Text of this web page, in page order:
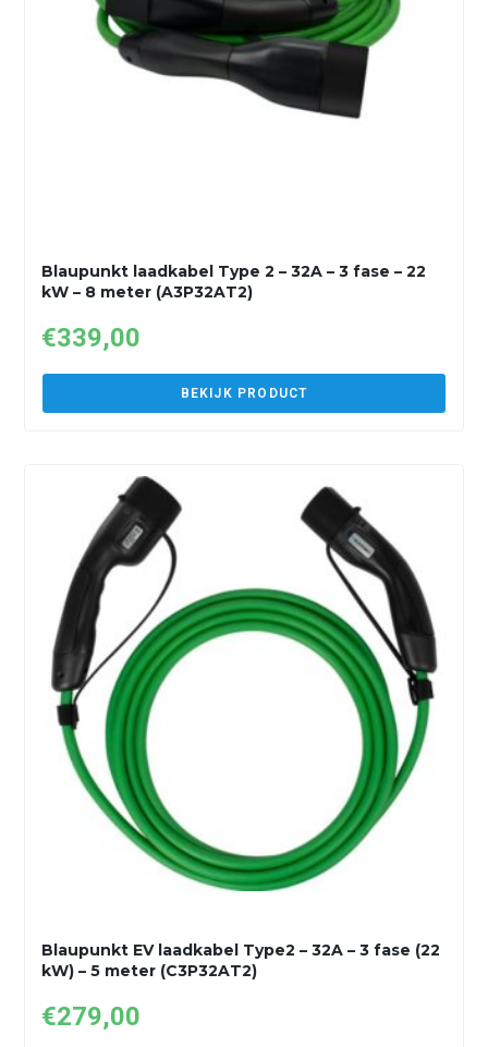
Blaupunkt laadkabel Type 2 – 32A – 3 fase – 22
kW – 8 meter (A3P32AT2)
€339,00
BEKIJK PRODUCT
Blaupunkt EV laadkabel Type2 – 32A – 3 fase (22
kW) – 5 meter (C3P32AT2)
€279,00